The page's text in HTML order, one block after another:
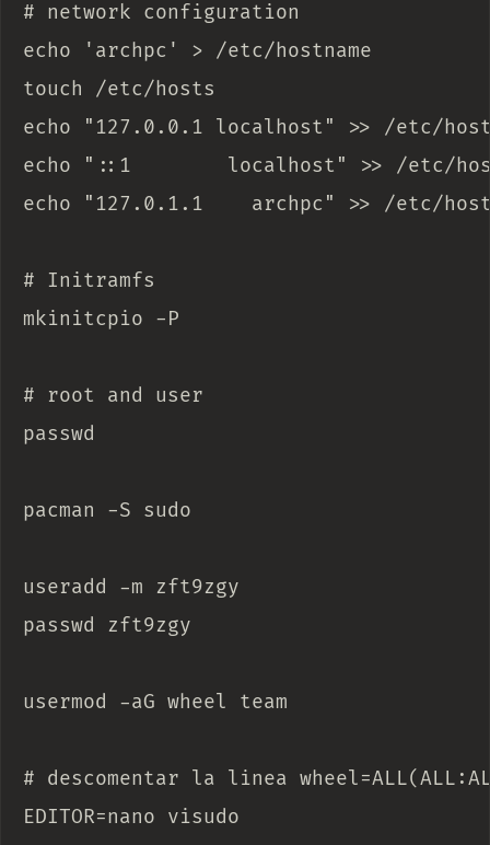
# network configuration
echo 'archpc' > /etc/hostname
touch /etc/hosts
echo "127.0.0.1 localhost" >> /etc/
echo "::1        localhost" >> /etc/
echo "127.0.1.1    archpc" >> /etc/
# Initramfs
mkinitcpio -P
# root and user
passwd
pacman -S sudo
useradd -m zft9zgy
passwd zft9zgy
usermod -aG wheel team
# descomentar la linea